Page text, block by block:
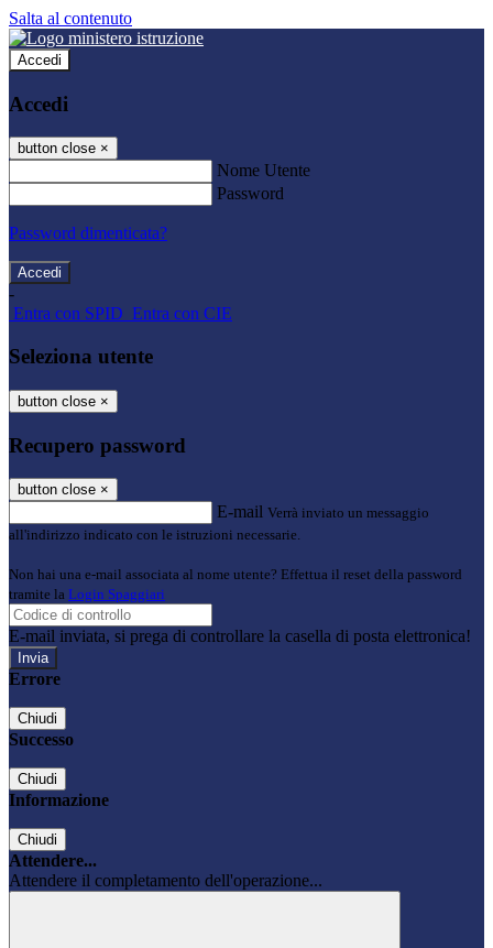
Salta al contenuto
Accedi
Accedi
button close ×
Nome Utente
Password
Password dimenticata?
-
Entra con SPID Entra con CIE
Seleziona utente
button close ×
Recupero password
button close ×
E-mail Verrà inviato un messaggio
all'indirizzo indicato con le istruzioni necessarie.
Non hai una e-mail associata al nome utente? Effettua il reset della password
tramite la Login Spaggiari
E-mail inviata, si prega di controllare la casella di posta elettronica!
Errore
Chiudi
Successo
Chiudi
Informazione
Chiudi
Attendere...
Attendere il completamento dell'operazione...